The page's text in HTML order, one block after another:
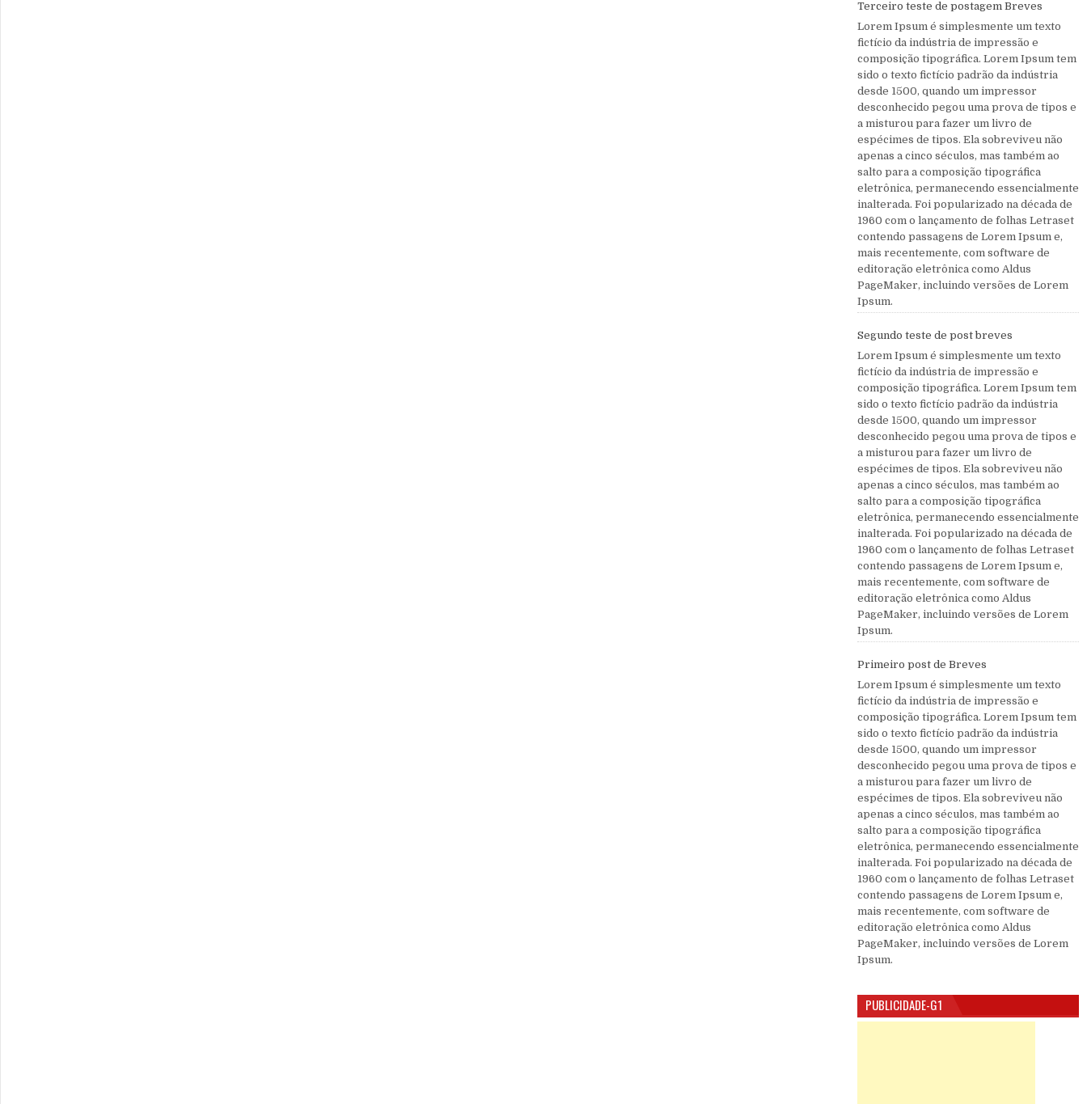
Terceiro teste de postagem Breves
Lorem Ipsum é simplesmente um texto
fictício da indústria de impressão e
composição tipográfica. Lorem Ipsum tem
sido o texto fictício padrão da indústria
desde 1500, quando um impressor
desconhecido pegou uma prova de tipos e
a misturou para fazer um livro de
espécimes de tipos. Ela sobreviveu não
apenas a cinco séculos, mas também ao
salto para a composição tipográfica
eletrônica, permanecendo essencialmente
inalterada. Foi popularizado na década de
1960 com o lançamento de folhas Letraset
contendo passagens de Lorem Ipsum e,
mais recentemente, com software de
editoração eletrônica como Aldus
PageMaker, incluindo versões de Lorem
Ipsum.
Segundo teste de post breves
Lorem Ipsum é simplesmente um texto
fictício da indústria de impressão e
composição tipográfica. Lorem Ipsum tem
sido o texto fictício padrão da indústria
desde 1500, quando um impressor
desconhecido pegou uma prova de tipos e
a misturou para fazer um livro de
espécimes de tipos. Ela sobreviveu não
apenas a cinco séculos, mas também ao
salto para a composição tipográfica
eletrônica, permanecendo essencialmente
inalterada. Foi popularizado na década de
1960 com o lançamento de folhas Letraset
contendo passagens de Lorem Ipsum e,
mais recentemente, com software de
editoração eletrônica como Aldus
PageMaker, incluindo versões de Lorem
Ipsum.
Primeiro post de Breves
Lorem Ipsum é simplesmente um texto
fictício da indústria de impressão e
composição tipográfica. Lorem Ipsum tem
sido o texto fictício padrão da indústria
desde 1500, quando um impressor
desconhecido pegou uma prova de tipos e
a misturou para fazer um livro de
espécimes de tipos. Ela sobreviveu não
apenas a cinco séculos, mas também ao
salto para a composição tipográfica
eletrônica, permanecendo essencialmente
inalterada. Foi popularizado na década de
1960 com o lançamento de folhas Letraset
contendo passagens de Lorem Ipsum e,
mais recentemente, com software de
editoração eletrônica como Aldus
PageMaker, incluindo versões de Lorem
Ipsum.
PUBLICIDADE-G1